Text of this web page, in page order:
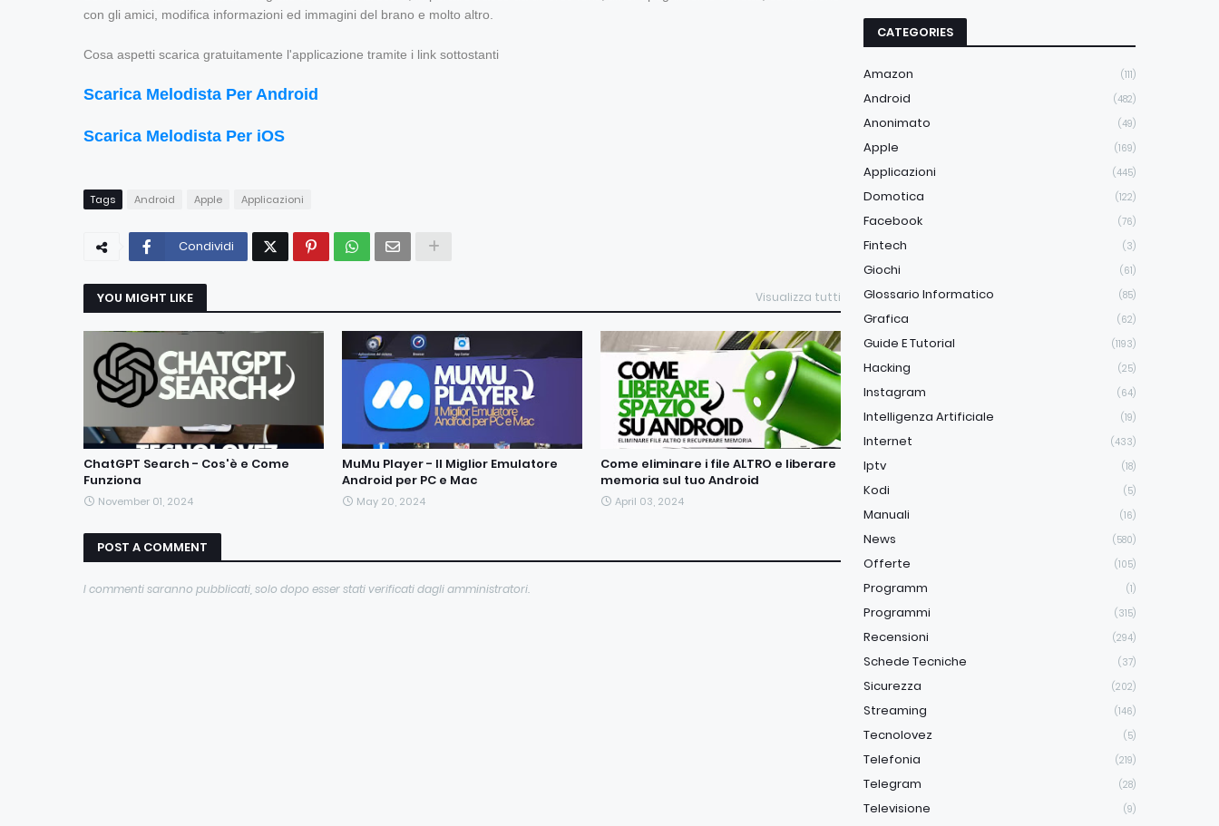
con gli amici, modifica informazioni ed immagini del brano e molto altro.
Cosa aspetti scarica gratuitamente l'applicazione tramite i link sottostanti
Scarica Melodista Per Android
Scarica Melodista Per iOS
Tags Android Apple Applicazioni
Condividi
YOU MIGHT LIKE Visualizza tutti
ChatGPT Search - Cos'è e Come
Funziona
November 01, 2024
MuMu Player - Il Miglior Emulatore
Android per PC e Mac
May 20, 2024
Come eliminare i file ALTRO e liberare
memoria sul tuo Android
April 03, 2024
POST A COMMENT
I commenti saranno pubblicati, solo dopo esser stati verificati dagli amministratori.
CATEGORIES
Amazon (111)
Android (482)
Anonimato (49)
Apple (169)
Applicazioni (445)
Domotica (122)
Facebook (76)
Fintech (3)
Giochi (61)
Glossario Informatico (85)
Grafica (62)
Guide E Tutorial (1193)
Hacking (25)
Instagram (64)
Intelligenza Artificiale (19)
Internet (433)
Iptv (18)
Kodi (5)
Manuali (16)
News (580)
Offerte (105)
Programm (1)
Programmi (315)
Recensioni (294)
Schede Tecniche (37)
Sicurezza (202)
Streaming (146)
Tecnolovez (5)
Telefonia (219)
Telegram (28)
Televisione (9)